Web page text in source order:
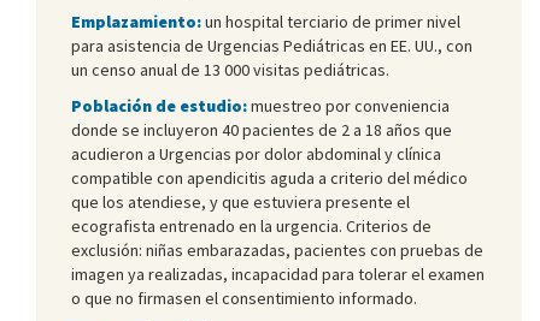
Emplazamiento:un hospital terciario de primer nivel
para asistencia de Urgencias Pediátricas en EE. UU., con
un censo anual de 13 000 visitas pediátricas.
Población de estudio:muestreo por conveniencia
donde se incluyeron 40 pacientes de 2 a 18 años que
acudieron a Urgencias por dolor abdominal y clínica
compatible con apendicitis aguda a criterio del médico
que los atendiese, y que estuviera presente el
ecografista entrenado en la urgencia. Criterios de
exclusión: niñas embarazadas, pacientes con pruebas de
imagen ya realizadas, incapacidad para tolerar el examen
o que no firmasen el consentimiento informado.